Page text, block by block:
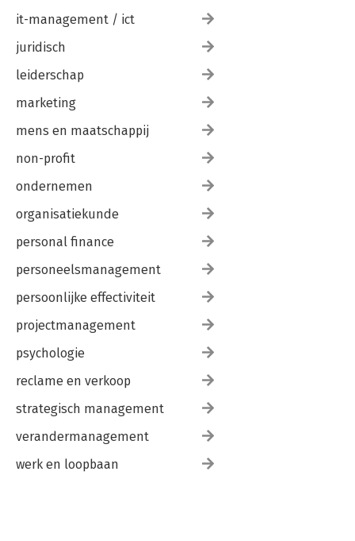
it-management / ict
juridisch
leiderschap
marketing
mens en maatschappij
non-profit
ondernemen
organisatiekunde
personal finance
personeelsmanagement
persoonlijke effectiviteit
projectmanagement
psychologie
reclame en verkoop
strategisch management
verandermanagement
werk en loopbaan